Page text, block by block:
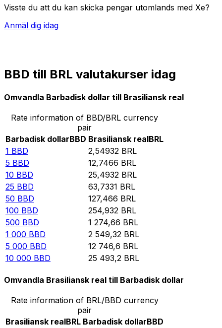
Visste du att du kan skicka pengar utomlands med Xe?
Anmäl dig idag
BBD till BRL valutakurser idag
Omvandla Barbadisk dollar till Brasiliansk real
Rate information of BBD/BRL currency
pair
Barbadisk dollarBBD Brasiliansk realBRL
1 BBD 2,54932 BRL
5 BBD 12,7466 BRL
10 BBD 25,4932 BRL
25 BBD 63,7331 BRL
50 BBD 127,466 BRL
100 BBD 254,932 BRL
500 BBD 1 274,66 BRL
1 000 BBD 2 549,32 BRL
5 000 BBD 12 746,6 BRL
10 000 BBD 25 493,2 BRL
Omvandla Brasiliansk real till Barbadisk dollar
Rate information of BRL/BBD currency
pair
Brasiliansk realBRL Barbadisk dollarBBD